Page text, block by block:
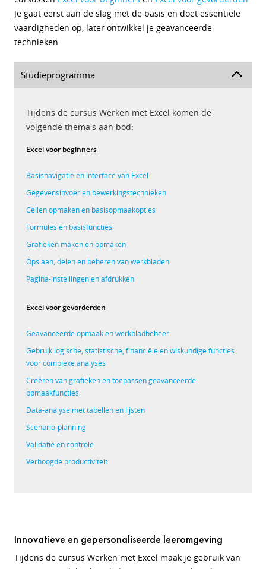
Je gaat eerst aan de slag met de basis en doet essentiële
vaardigheden op, later ontwikkel je geavanceerde
technieken.
Studieprogramma
Tijdens de cursus Werken met Excel komen de
volgende thema's aan bod:
Excel voor beginners
Basisnavigatie en interface van Excel
Gegevensinvoer en bewerkingstechnieken
Cellen opmaken en basisopmaakopties
Formules en basisfuncties
Grafieken maken en opmaken
Opslaan, delen en beheren van werkbladen
Pagina-instellingen en afdrukken
Excel voor gevorderden
Geavanceerde opmaak en werkbladbeheer
Gebruik logische, statistische, financiële en wiskundige functies
voor complexe analyses
Creëren van grafieken en toepassen geavanceerde
opmaakfuncties
Data-analyse met tabellen en lijsten
Scenario-planning
Validatie en controle
Verhoogde productiviteit
Innovatieve en gepersonaliseerde leeromgeving
Tijdens de cursus Werken met Excel maak je gebruik van